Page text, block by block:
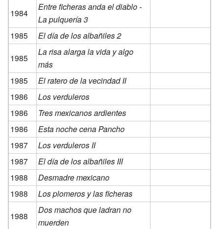
1984
Entre ficheras anda el diablo -
La pulquería 3
1985
El día de los albañiles 2
1985
La risa alarga la vida y algo
más
1985
El ratero de la vecindad II
1986
Los verduleros
1986
Tres mexicanos ardientes
1986
Esta noche cena Pancho
1987
Los verduleros II
1987
El día de los albañiles III
1988
Desmadre mexicano
1988
Los plomeros y las ficheras
1988
Dos machos que ladran no
muerden